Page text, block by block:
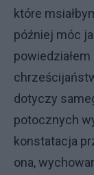
które
później móc
dotyczy
potocznych
konstatacja
ona,